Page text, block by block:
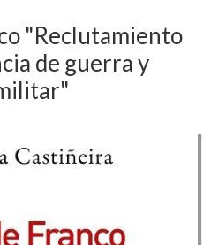
"Reclutamiento
de guerra y